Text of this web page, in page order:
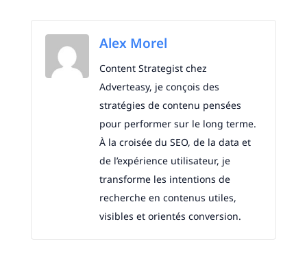
Alex Morel
Content Strategist chez
Adverteasy, je conçois des
stratégies de contenu pensées
pour performer sur le long terme.
À la croisée du SEO, de la data et
de l’expérience utilisateur, je
transforme les intentions de
recherche en contenus utiles,
visibles et orientés conversion.